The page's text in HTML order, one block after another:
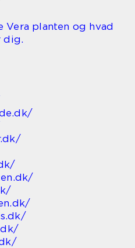
Vera planten og hvad
dig.